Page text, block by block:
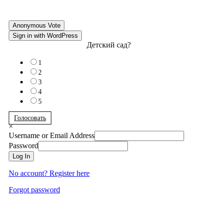
Anonymous Vote
Sign in with WordPress
Детский сад?
1
2
3
4
5
Голосовать
×
Username or Email Address
Password
Log In
No account? Register here
Forgot password